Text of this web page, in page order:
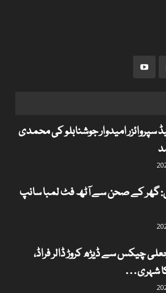
سپروائزر امیدوار جوشنابلو کی محمدی
گھر کے صحن سے آٹھ فٹ لمبا سانپ
چیکس سے ڈیڑھ کروڑ ڈالر فراڈ،
کا شہری…